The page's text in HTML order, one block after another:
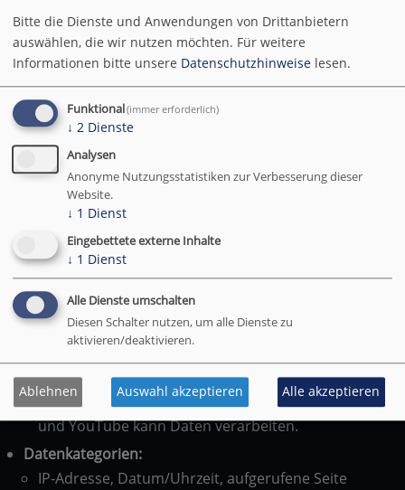
Drittlandsübermittlung.
2.8 Eingebettete Inhalte (YouTube)
Wir binden auf einigen Seiten Videos der Plattform
YouTubeein.
Anbieter / Empfänger:
Google Ireland Limited (siehe oben),
Muttergesellschaft Google LLC, USA.
Funktionsweise:
Die Einbindung erfolgt grundsätzlich
den Klaro! Consent Manager:
Zunächst wird nur ein Platzhalter oder eine
Vorschaugrafik angezeigt, ohne dass eine
Erst wenn Sie in Klaro den Dienst „YouTube“
freigeben, wird der eigentliche Video-Player geladen
und YouTube kann Daten verarbeiten.
Datenkategorien:
IP-Adresse, Datum/Uhrzeit, aufgerufene Seite
Bitte die Dienste und Anwendungen von Drittanbietern
auswählen, die wir nutzen möchten. Für weitere
Informationen bitte unsere Datenschutzhinweise lesen.
Funktional(immer erforderlich)
↓ 2 Dienste
Analysen
Anonyme Nutzungsstatistiken zur Verbesserung dieser
Website.
↓ 1 Dienst
Eingebettete externe Inhalte
↓ 1 Dienst
Alle Dienste umschalten
Diesen Schalter nutzen, um alle Dienste zu
aktivieren/deaktivieren.
Ablehnen Auswahl akzeptieren Alle akzeptieren